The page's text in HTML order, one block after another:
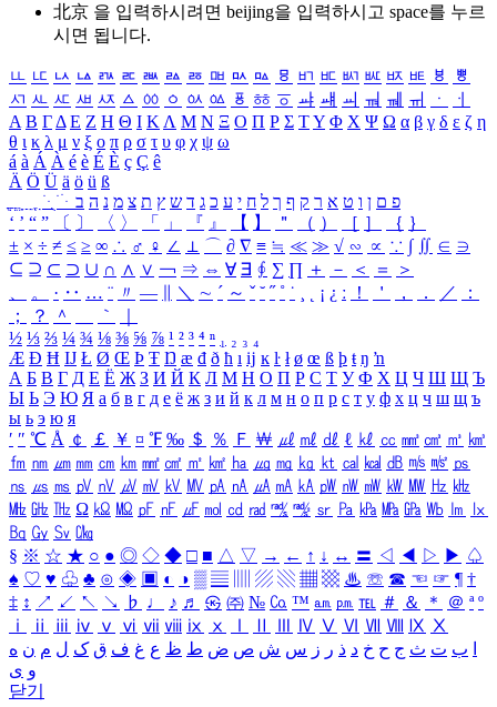
北京 을 입력하시려면 beijing을 입력하시고 space를 누르
시면 됩니다.
ㅥ ㅦ ㅧ ㅨ ㅩ ㅪ ㅫ ㅬ ㅭ ㅮ ㅯ ㅰ ㅱ ㅲ ㅳ ㅴ ㅵ ㅶ ㅷ ㅸ
ㅹ
ㅺ ㅻ ㅼ ㅽ ㅾ ㅿ ㆀ ㆁ ㆂ ㆃ ㆄ ㆅ ㆆ ㆇ ㆈ ㆉ ㆊ ㆋ ㆌ ㆍ
ㆎ
Α Β ΓΔ Ε Ζ Η Θ Ι ΚΛ Μ Ν Ξ Ο Π Ρ Σ ΤΥ Φ Χ Ψ Ω α β γ δ ε ζ η
θ ι κ λ μ ν ξ ο π ρ σ τ υ φ χ ψ ω
á à Á À é è É È ç Ç ê
Ä Ö Ü ä ö ü ß
ִֶֹ ֻּ ׁׂ פ ם ן ו ט א ר ק ף ך ל ח י ע כ ג ד ש ץ ת צ מ נ ה ב
‘ ’ “ ” 〔 〕 〈 〉 「 」 『 』 【 】 ＂ （ ） ［ ］ ｛ ｝
± × ÷ ≠ ≤ ≥ ∞ ∴ ♂ ♀ ∠ ⊥ ⌒ ∂ ∇ ≡ ≒ ≪ ≫ √ ∽ ∝ ∵ ∫ ∬ ∈ ∋
⊆ ⊇ ⊂ ⊃ ∪ ∩ ∧ ∨ ￢ ⇒ ⇔ ∀ ∃ ∮ ∑ ∏ ＋ － ＜ ＝
＞
、
。 · ‥ … ¨ 〃 ― ＼ ∼ ´ ～ ˇ ˘ ˝ ˚ ˙ ¸ ¡ ¿ ː ！ ＇ ， ． ／
：
；
？ ＾ ｀
½ ⅓ ⅔ ¼ ¾ ⅛ ⅜ ⅝ ⅞ ¹ ² ³ ⁴ ⁿ ₁ ₂ ₃ ₄
Æ Ð Ħ Ĳ Ł Ø Œ Þ Ŧ Ŋ æ đ ð ħ ı ĳ ĸ ŀ ł ø œ ß þ ŧ ŋ ŉ
А Б В Г Д Е Ё Ж З И Й К Л М Н О П Р С Т У Ф Х Ц Ч Ш Щ Ъ
Ы Ь Э Ю Я а б в г д е ё ж з и й к л м н о п р с т у ф х ц ч ш щ ъ
ы ь э ю я
′ ″ ℃ Å ￠ ￡ ￥ ¤ ℉ ‰ ＄ ％ Ｆ ￦ ㎕ ㎖ ㎗ ℓ ㎘ ㏄ ㎣ ㎤ ㎥ ㎦
㎙ ㎚ ㎛ ㎜ ㎝ ㎞ ㎟ ㎠ ㎡ ㎢ ㏊ ㎍ ㎎ ㎏ ㏏ ㎈ ㎉ ㏈ ㎧ ㎨ ㎰
㎱ ㎲ ㎳ ㎴ ㎵ ㎶ ㎷ ㎸ ㎹ ㎀ ㎁ ㎂ ㎃ ㎄ ㎺ ㎻ ㎽ ㎾ ㎿ ㎐ ㎑
㎒ ㎓ ㎔ Ω ㏀ ㏁ ㎊ ㎋ ㎌ ㏖ ㏅ ㎭ ㎮ ㎯ ㏛ ㎩ ㎪ ㎫ ㎬ ㏝ ㏐
㏓
㏃ ㏉ ㏜ ㏆
§ ※ ☆ ★ ○ ● ◎ ◇ ◆ □ ■ △ ▽ → ← ↑ ↓ ↔ 〓 ◁ ◀ ▷ ▶ ♤
♠ ♡ ♥ ♧ ♣ ⊙ ◈ ▣ ◐ ◑ ▒ ▤ ▨ ▧ ▦ ▩ ♨ ☏ ☎ ☜ ☞ ¶ †
‡ ↕ ↗ ↙ ↖ ↘ ♭ ♩ ♪ ♬ ㉿ ㈜ № ㏇ ™ ㏂ ㏘ ℡ ＃ ＆ ＊ ＠ ª º
ⅰ
ⅱ ⅲ ⅳ ⅴ ⅵ ⅶ ⅷ ⅸ ⅹ Ⅳ Ⅴ Ⅵ Ⅶ Ⅷ Ⅸ Ⅹ
ب ت ث ج ح خ د ذ ر ز س ش ص ض ط ظ ع غ ف ق ک ل م ن ه
و ی
닫기